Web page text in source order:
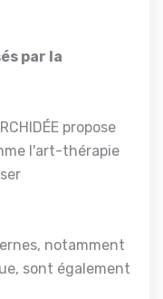
par la
propose
l'art-thérapie
notamment
sont également